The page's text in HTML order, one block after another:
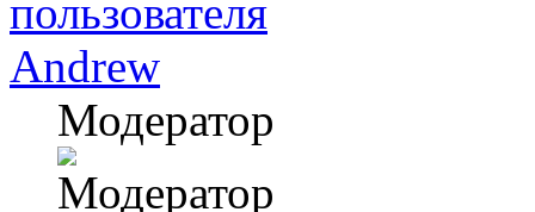
Andrew
Модератор